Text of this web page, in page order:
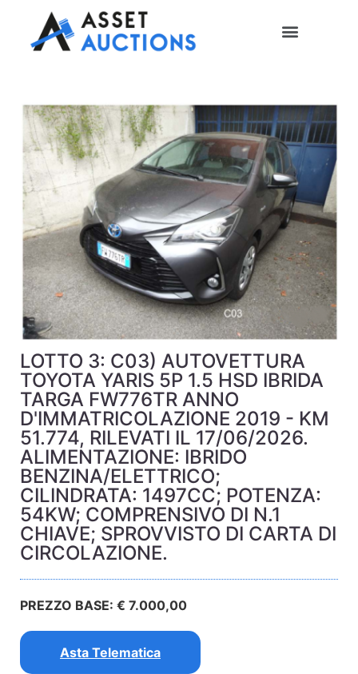
LOTTO 3: C03) AUTOVETTURA
TOYOTA YARIS 5P 1.5 HSD IBRIDA
TARGA FW776TR ANNO
D'IMMATRICOLAZIONE 2019 - KM
51.774, RILEVATI IL 17/06/2026.
ALIMENTAZIONE: IBRIDO
BENZINA/ELETTRICO;
CILINDRATA: 1497CC; POTENZA:
54KW; COMPRENSIVO DI N.1
CHIAVE; SPROVVISTO DI CARTA DI
CIRCOLAZIONE.
PREZZO BASE: € 7.000,00
Asta Telematica